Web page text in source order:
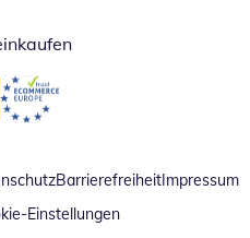
neuem Fenster
Öffnet in neuem Fenster
BarrierefreiheitImpressum
Einstellungen